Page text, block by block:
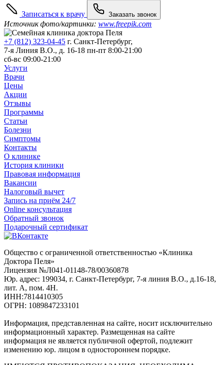
Записаться к врачу Заказать звонок
Источник фото/картинки: www.freepik.com
+7 (812) 323-04-45 г. Санкт-Петербург,
7-я Линия В.О., д. 16-18 пн-пт 8:00-21:00
сб-вс 09:00-21:00
Услуги
Врачи
Цены
Акции
Отзывы
Программы
Статьи
Болезни
Симптомы
Контакты
О клинике
История клиники
Правовая информация
Вакансии
Налоговый вычет
Запись на приём 24/7
Online консультация
Обратный звонок
Подарочный сертификат
Общество с ограниченной ответственностью «Клиника
Доктора Пеля»
Лицензия №Л041-01148-78/00360878
Юр. адрес: 199034, г. Санкт-Петербург, 7-я линия В.О., д.16-18,
лит. А, пом. 4Н.
ИНН:7814410305
ОГРН: 1089847233101
Информация, представленная на сайте, носит исключительно
информационный характер. Размещенная на сайте
информация не является публичной офертой, подлежит
изменению юр. лицом в одностороннем порядке.